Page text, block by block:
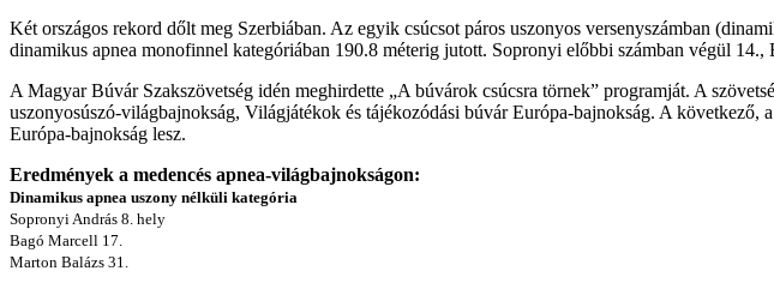
Két országos rekord dőlt meg Szerbiában. Az egyik csúcsot páros uszonyos versenyszámban
dinamikus apnea monofinnel kategóriában 190.8 méterig jutott. Sopronyi előbbi számban végül 14.,
A Magyar Búvár Szakszövetség idén meghirdette „A búvárok csúcsra törnek” programját. A
uszonyosúszó-világbajnokság, Világjátékok és tájékozódási búvár Európa-bajnokság. A
Európa-bajnokság lesz.
Eredmények a medencés apnea-világbajnokságon:
Dinamikus apnea uszony nélküli kategória
Sopronyi András 8. hely
Bagó Marcell 17.
Marton Balázs 31.